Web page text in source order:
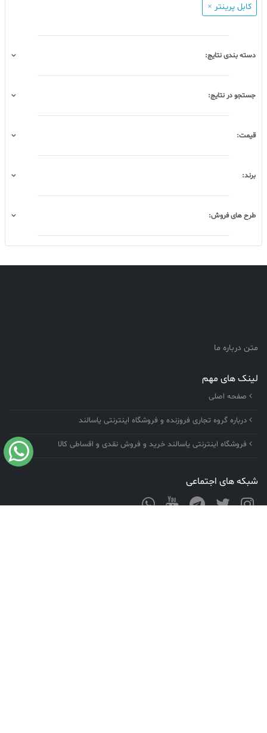
کابل پرینتر ×
دسته بندی نتایج:
جستجو در نتایج:
قیمت:
برند:
طرح های فروش:
متن درباره ما
لینک های مهم
صفحه اصلی
درباره گروه تجاری فروزنده و فروشگاه اینترنتی یاسالند
فروشگاه اینترنتی یاسالند خرید و فروش نقدی و اقساطی کالا
شبکه های اجتماعی